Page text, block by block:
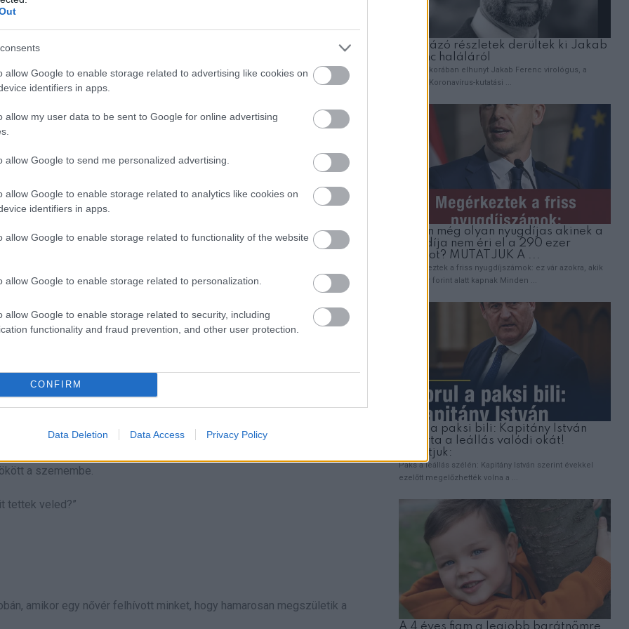
allow Google to enable storage related to advertising like cookies on
identifiers in apps.
allow my user data to be sent to Google for online advertising
allow Google to send me personalized advertising.
allow Google to enable storage related to analytics like cookies on
identifiers in apps.
allow Google to enable storage related to functionality of the website
allow Google to enable storage related to personalization.
allow Google to enable storage related to security, including
functionality and fraud prevention, and other user protection.
CONFIRM
Data Deletion Data Access Privacy Policy
oldalra billent, és a víz a kádba csorgott. Mintha észre sem vette
szemmel bámulta, és attól azonnal jeges szorítás futott át a
„Így nem tarthatjuk meg őt. Egyszerűen nem lehet. Nézd meg a
a szemembe.
tettek veled?”
amikor egy nővér felhívott minket, hogy hamarosan megszületik a